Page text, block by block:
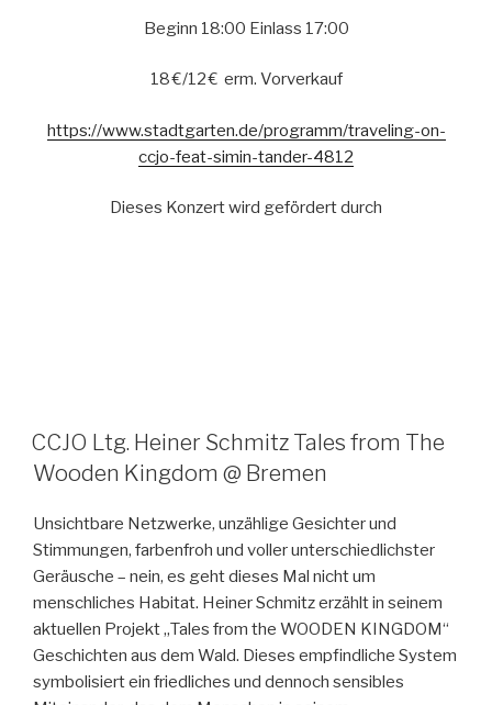
Beginn 18:00 Einlass 17:00
18 €/12 € erm. Vorverkauf
https://www.stadtgarten.de/programm/traveling-on-
ccjo-feat-simin-tander-4812
Dieses Konzert wird gefördert durch
CCJO Ltg. Heiner Schmitz Tales from The
Wooden Kingdom @ Bremen
Unsichtbare Netzwerke, unzählige Gesichter und
Stimmungen, farbenfroh und voller unterschiedlichster
Geräusche – nein, es geht dieses Mal nicht um
menschliches Habitat. Heiner Schmitz erzählt in seinem
aktuellen Projekt „Tales from the WOODEN KINGDOM“
Geschichten aus dem Wald. Dieses empfindliche System
symbolisiert ein friedliches und dennoch sensibles